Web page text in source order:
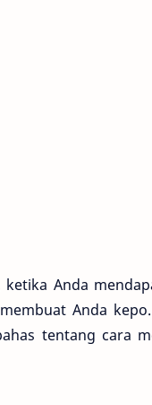
Anda
Anda
tentang cara